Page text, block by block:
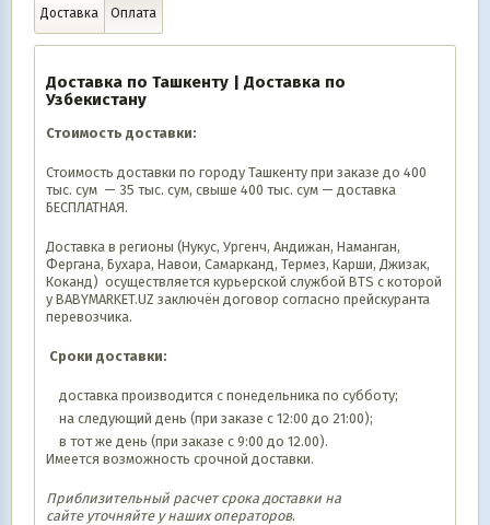
Доставка Оплата
Доставка по Ташкенту | Доставка по
Узбекистану
Стоимость доставки:
Стоимость доставки по городу Ташкенту при заказе до 400
тыс. сум — 35 тыс. сум, свыше 400 тыс. сум — доставка
БЕСПЛАТНАЯ.
Доставка в регионы (Нукус, Ургенч, Андижан, Наманган,
Фергана, Бухара, Навои, Самарканд, Термез, Карши, Джизак,
Коканд) осуществляется курьерской службой BTS с которой
у BABYMARKET.UZ заключён договор согласно прейскуранта
перевозчика.
Сроки доставки:
доставка производится с понедельника по субботу;
на следующий день (при заказе с 12:00 до 21:00);
в тот же день (при заказе с 9:00 до 12.00).
Имеется возможность срочной доставки.
Приблизительный расчет срока доставки на
сайте уточняйте у наших операторов.